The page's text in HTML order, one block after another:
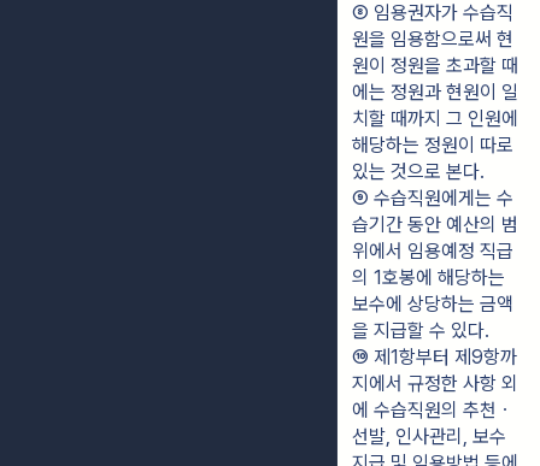
⑧ 임용권자가 수습직
원을 임용함으로써 현
원이 정원을 초과할 때
에는 정원과 현원이 일
치할 때까지 그 인원에
해당하는 정원이 따로
있는 것으로 본다.
⑨ 수습직원에게는 수
습기간 동안 예산의 범
위에서 임용예정 직급
의 1호봉에 해당하는
보수에 상당하는 금액
을 지급할 수 있다.
⑩ 제1항부터 제9항까
지에서 규정한 사항 외
에 수습직원의 추천ㆍ
선발, 인사관리, 보수